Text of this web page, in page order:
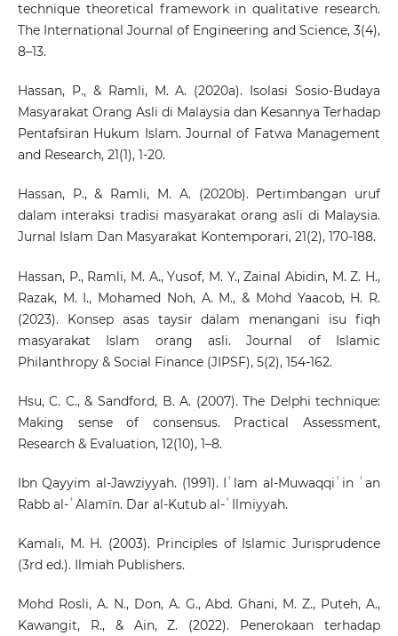
technique theoretical framework in qualitative research.
The International Journal of Engineering and Science, 3(4),
8–13.
Hassan, P., & Ramli, M. A. (2020a). Isolasi Sosio-Budaya
Masyarakat Orang Asli di Malaysia dan Kesannya Terhadap
Pentafsiran Hukum Islam. Journal of Fatwa Management
and Research, 21(1), 1-20.
Hassan, P., & Ramli, M. A. (2020b). Pertimbangan uruf
dalam interaksi tradisi masyarakat orang asli di Malaysia.
Jurnal Islam Dan Masyarakat Kontemporari, 21(2), 170-188.
Hassan, P., Ramli, M. A., Yusof, M. Y., Zainal Abidin, M. Z. H.,
Razak, M. I., Mohamed Noh, A. M., & Mohd Yaacob, H. R.
(2023). Konsep asas taysir dalam menangani isu fiqh
masyarakat Islam orang asli. Journal of Islamic
Philanthropy & Social Finance (JIPSF), 5(2), 154-162.
Hsu, C. C., & Sandford, B. A. (2007). The Delphi technique:
Making sense of consensus. Practical Assessment,
Research & Evaluation, 12(10), 1–8.
Ibn Qayyim al-Jawziyyah. (1991). Iʿlam al-Muwaqqiʿin ʿan
Rabb al-ʿAlamīn. Dar al-Kutub al-ʿIlmiyyah.
Kamali, M. H. (2003). Principles of Islamic Jurisprudence
(3rd ed.). Ilmiah Publishers.
Mohd Rosli, A. N., Don, A. G., Abd. Ghani, M. Z., Puteh, A.,
Kawangit, R., & Ain, Z. (2022). Penerokaan terhadap